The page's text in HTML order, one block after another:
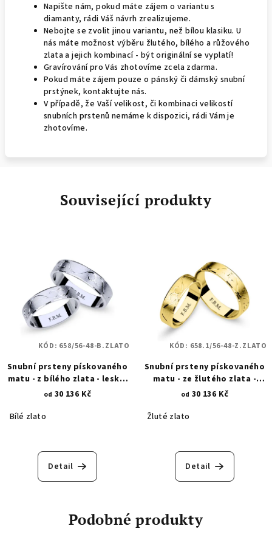
Napište nám, pokud máte zájem o variantu s
diamanty, rádi Váš návrh zrealizujeme.
Nebojte se zvolit jinou variantu, než bílou klasiku. U
nás máte možnost výběru žlutého, bílého a růžového
zlata a jejich kombinací - být originální se vyplatí!
Gravírování pro Vás zhotovíme zcela zdarma.
Pokud máte zájem pouze o pánský či dámský snubní
prstýnek, kontaktujte nás.
V případě, že Vaší velikost, či kombinaci velikostí
snubních prstenů nemáme k dispozici, rádi Vám je
zhotovíme.
Související produkty
Snubní prsteny pískovaného
matu - z bílého zlata - lesklá
asymetrická povrchová
od 30 136 Kč
Bílé zlato
Detail
KÓD: 658/56-48-B.ZLATO
Snubní prsteny pískovaného
matu - ze žlutého zlata -
lesklá asymetrická
řetěz 658.1
od 30 136 Kč
Žluté zlato
Detail
KÓD: 658.1/56-48-Z.ZLATO
Podobné produkty